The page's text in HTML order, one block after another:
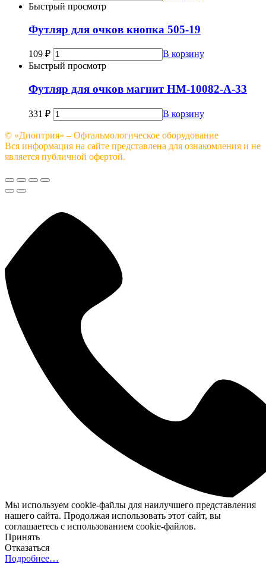
Быстрый просмотр
Футляр для очков кнопка 505-19
109 ₽
В корзину
Быстрый просмотр
Футляр для очков магнит HM-10082-A-33
331 ₽ В корзину
© «Диоптрия» – Офтальмологическое оборудование
Вся информация на сайте представлена для ознакомления и не
является публичной офертой.
Мы используем cookie-файлы для наилучшего представления
нашего сайта. Продолжая использовать этот сайт, вы
соглашаетесь с использованием cookie-файлов.
Принять
Отказаться
Подробнее…